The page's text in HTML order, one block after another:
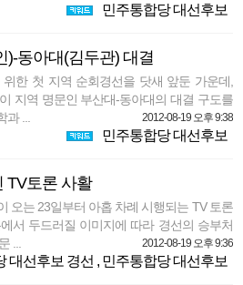
민주통합당 대선후보
)-동아대(김두관) 대결
한 첫 지역 순회경선을 닷새 앞둔 가운데,
지역 명문인 부산대-동아대의 대결 구도를
...
2012-08-19 오후 9:38
민주통합당 대선후보
TV토론 사활
오는 23일부터 아홉 차례 시행되는 TV 토론
서 두드러질 이미지에 따라 경선의 승부처
...
2012-08-19 오후 9:36
대선후보 경선 , 민주통합당 대선후보